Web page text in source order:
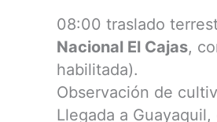
08:00 traslado
Nacional El Cajas,
habilitada).
Observación de
Llegada a